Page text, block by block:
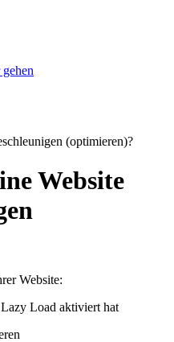
(optimieren)?
Website
Website:
Lazy Load aktiviert hat